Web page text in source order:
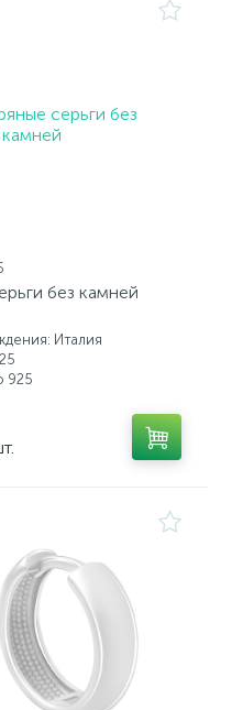
без камней
Италия
925